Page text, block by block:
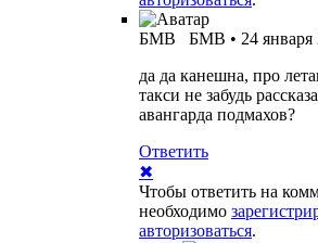
БМВ БМВ • 24
да да канешна, про
такси не забудь
авангарда подмахов?
Ответить
✖
Чтобы ответить на
необходимо
авторизоваться.